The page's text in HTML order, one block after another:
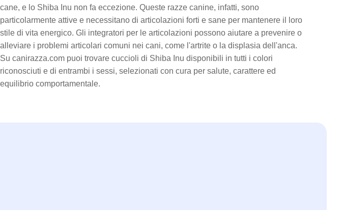
cane, e lo Shiba Inu non fa eccezione. Queste razze canine, infatti, sono
particolarmente attive e necessitano di articolazioni forti e sane per mantenere il loro
stile di vita energico. Gli integratori per le articolazioni possono aiutare a prevenire o
alleviare i problemi articolari comuni nei cani, come l'artrite o la displasia dell'anca.
Su canirazza.com puoi trovare cuccioli di Shiba Inu disponibili in tutti i colori
riconosciuti e di entrambi i sessi, selezionati con cura per salute, carattere ed
equilibrio comportamentale.